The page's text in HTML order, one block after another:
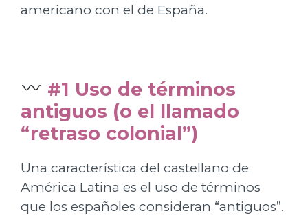
americano con el de España.
#1 Uso de términos
antiguos (o el llamado
“retraso colonial”)
Una característica del castellano de
América Latina es el uso de términos
que los españoles consideran “antiguos”.